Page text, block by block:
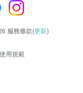
服務條款(更新)
用規範